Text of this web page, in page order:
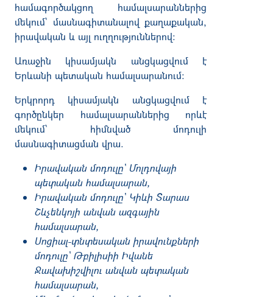
համագործակցող
համալսարաններից
մեկում` մասնագիտանալով քաղաքական,
իրավական և այլ ուղղություններով:
Առաջին
կիսամյակն անցկացվում
է
Երևանի պետական համալսարանում:
Երկրորդ
կիսամյակն անցկացվում
է
գործընկեր
համալսարաններից
որևէ
մեկում՝
հիմնված
մոդուլի
մասնագիտացման վրա.
Իրավական մոդուլը՝ Մոլդովայի
պետական համալսարան,
Իրավական մոդուլը՝ Կիևի Տարաս
Շևչենկոյի անվան ազգային
համալսարան,
Սոցիալ-տնտեսական իրավունքների
մոդուլը` Թբիլիսիի Իվանե
Ջավախիշվիլու անվան պետական
համալսարան,